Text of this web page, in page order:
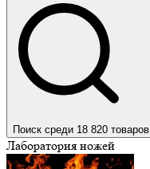
Поиск среди 18 820 товаров
Лаборатория ножей